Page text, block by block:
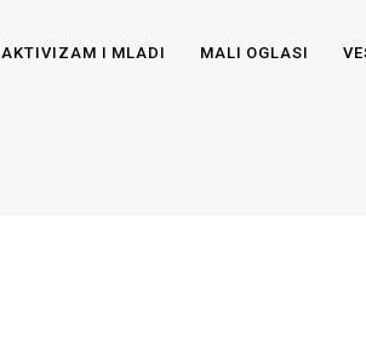
AKTIVIZAM I MLADI MALI OGLASI